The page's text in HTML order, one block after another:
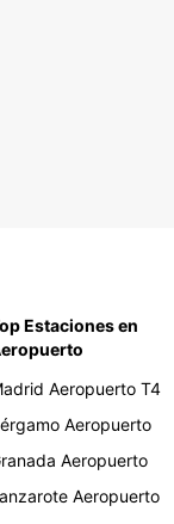
Estaciones en
Aeropuerto T4
Aeropuerto
Aeropuerto
Aeropuerto